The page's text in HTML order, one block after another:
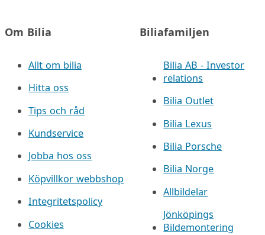
Om Bilia
Allt om bilia
Hitta oss
Tips och råd
Kundservice
Jobba hos oss
Köpvillkor webbshop
Integritetspolicy
Cookies
Biliafamiljen
Bilia AB - Investor
relations
Bilia Outlet
Bilia Lexus
Bilia Porsche
Bilia Norge
Allbildelar
Jönköpings
Bildemontering